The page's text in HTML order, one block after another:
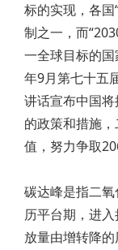
标的实现，各国
制之一，而
一全球目标的
年9月第七十五
讲话宣布中国
的政策和措施
值，努力争取
碳达峰是指二
历平台期，进
放量由增转降